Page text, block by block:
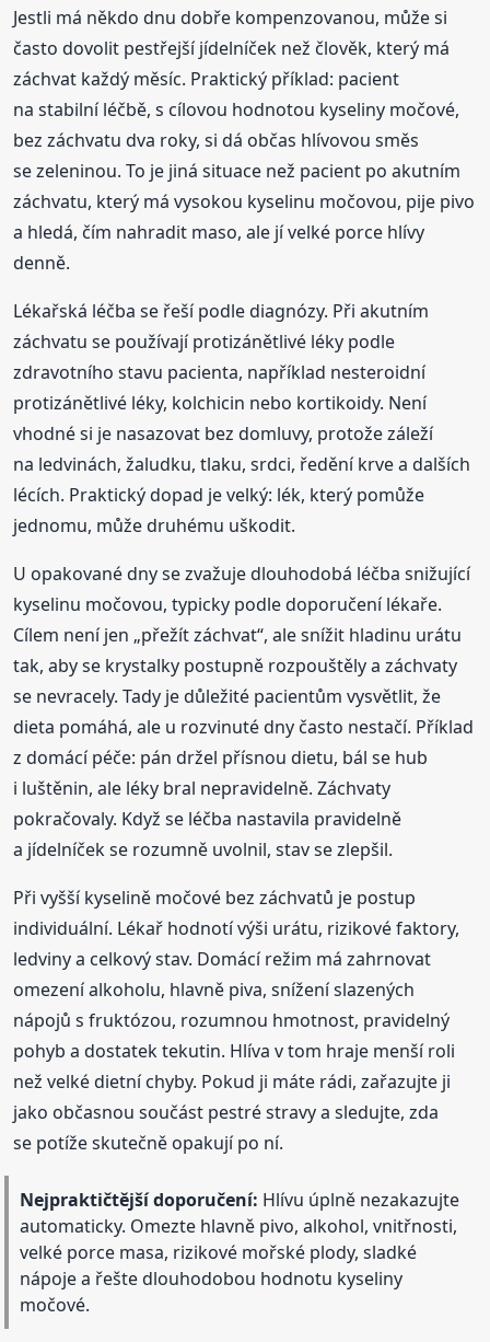
Jestli má někdo dnu dobře kompenzovanou, může si
často dovolit pestřejší jídelníček než člověk, který má
záchvat každý měsíc. Praktický příklad: pacient
na stabilní léčbě, s cílovou hodnotou kyseliny močové,
bez záchvatu dva roky, si dá občas hlívovou směs
se zeleninou. To je jiná situace než pacient po akutním
záchvatu, který má vysokou kyselinu močovou, pije pivo
a hledá, čím nahradit maso, ale jí velké porce hlívy
denně.
Lékařská léčba se řeší podle diagnózy. Při akutním
záchvatu se používají protizánětlivé léky podle
zdravotního stavu pacienta, například nesteroidní
protizánětlivé léky, kolchicin nebo kortikoidy. Není
vhodné si je nasazovat bez domluvy, protože záleží
na ledvinách, žaludku, tlaku, srdci, ředění krve a dalších
lécích. Praktický dopad je velký: lék, který pomůže
jednomu, může druhému uškodit.
U opakované dny se zvažuje dlouhodobá léčba snižující
kyselinu močovou, typicky podle doporučení lékaře.
Cílem není jen „přežít záchvat“, ale snížit hladinu urátu
tak, aby se krystalky postupně rozpouštěly a záchvaty
se nevracely. Tady je důležité pacientům vysvětlit, že
dieta pomáhá, ale u rozvinuté dny často nestačí. Příklad
z domácí péče: pán držel přísnou dietu, bál se hub
i luštěnin, ale léky bral nepravidelně. Záchvaty
pokračovaly. Když se léčba nastavila pravidelně
a jídelníček se rozumně uvolnil, stav se zlepšil.
Při vyšší kyselině močové bez záchvatů je postup
individuální. Lékař hodnotí výši urátu, rizikové faktory,
ledviny a celkový stav. Domácí režim má zahrnovat
omezení alkoholu, hlavně piva, snížení slazených
nápojů s fruktózou, rozumnou hmotnost, pravidelný
pohyb a dostatek tekutin. Hlíva v tom hraje menší roli
než velké dietní chyby. Pokud ji máte rádi, zařazujte ji
jako občasnou součást pestré stravy a sledujte, zda
se potíže skutečně opakují po ní.
Nejpraktičtější doporučení: Hlívu úplně nezakazujte
automaticky. Omezte hlavně pivo, alkohol, vnitřnosti,
velké porce masa, rizikové mořské plody, sladké
nápoje a řešte dlouhodobou hodnotu kyseliny
močové.